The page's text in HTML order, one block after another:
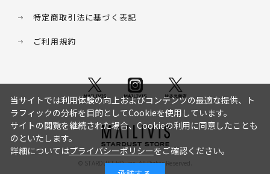
特定商取引法に基づく表記
ご利用規約
© STARDUST HD. inc. All Rights Reserved.
当サイトでは利用体験の向上およびコンテンツの最適な提供、ト
ラフィックの分析を目的としてCookieを使用しています。
サイトの閲覧を継続された場合、Cookieの利用に同意したことも
のといたします。
詳細についてはプライバシーポリシーをご確認ください。